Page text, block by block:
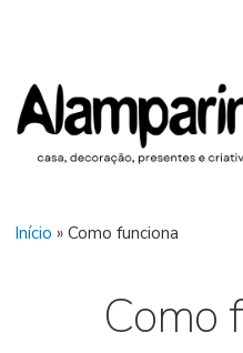
Início » Como funciona
Como